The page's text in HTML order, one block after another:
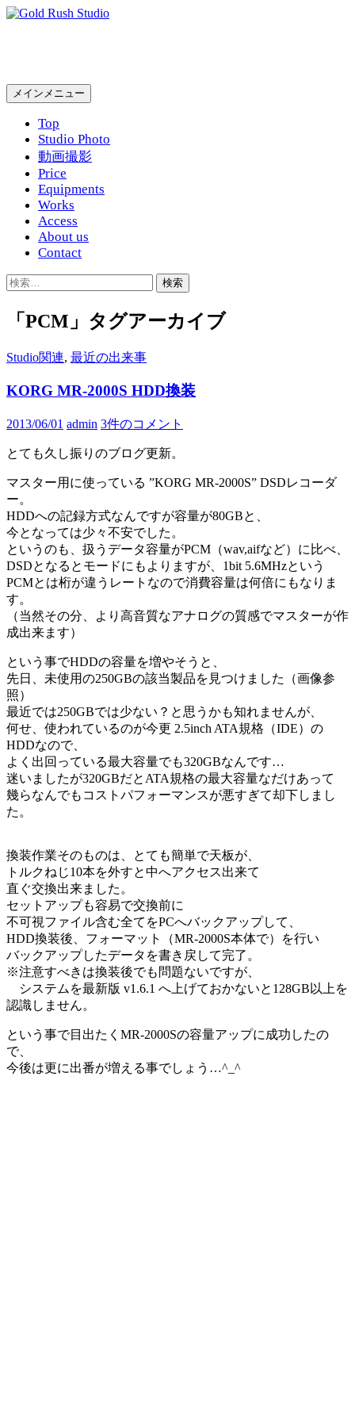
コ
へ
検
索
メインメニュー
Top
Studio Photo
動画撮影
Price
Equipments
Works
Access
About us
Contact
検
「PCM」タグアーカイブ
Studio関連, 最近の出来事
KORG MR-2000S HDD換装
2013/06/01 admin 3件のコメント
とても久し振りのブログ更新。
マスター用に使っている ”KORG MR-2000S” DSDレコーダ
ー。
HDDへの記録方式なんですが容量が80GBと、
今となっては少々不安でした。
というのも、扱うデータ容量がPCM（wav,aifなど）に比べ、
DSDとなるとモードにもよりますが、1bit 5.6MHzという
PCMとは桁が違うレートなので消費容量は何倍にもなりま
す。
（当然その分、より高音質なアナログの質感でマスターが作
成出来ます）
という事でHDDの容量を増やそうと、
先日、未使用の250GBの該当製品を見つけました（画像参
照）
最近では250GBでは少ない？と思うかも知れませんが、
何せ、使われているのが今更 2.5inch ATA規格（IDE）の
HDDなので、
よく出回っている最大容量でも320GBなんです…
迷いましたが320GBだとATA規格の最大容量なだけあって
幾らなんでもコストパフォーマンスが悪すぎて却下しまし
た。
換装作業そのものは、とても簡単で天板が、
トルクねじ10本を外すと中へアクセス出来て
直ぐ交換出来ました。
セットアップも容易で交換前に
不可視ファイル含む全てをPCへバックアップして、
HDD換装後、フォーマット（MR-2000S本体で）を行い
バックアップしたデータを書き戻して完了。
※注意すべきは換装後でも問題ないですが、
システムを最新版 v1.6.1 へ上げておかないと128GB以上を
認識しません。
という事で目出たくMR-2000Sの容量アップに成功したの
で、
今後は更に出番が増える事でしょう…^_^